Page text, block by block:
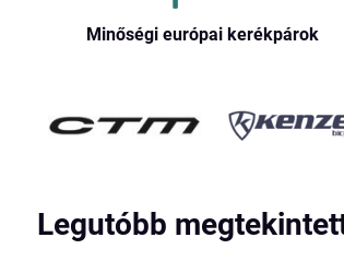
Minőségi európai kerékpárok
Legutóbb